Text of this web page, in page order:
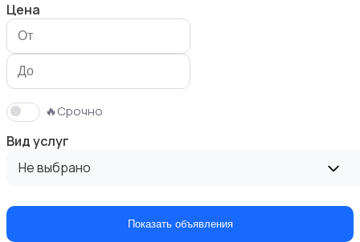
Красота и здоровье
Цена
🔥Срочно
Вид услуг
Не выбрано
Показать объявления